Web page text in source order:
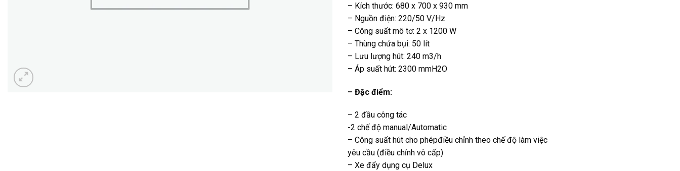
– Kích thước: 680 x 700 x 930 mm
– Nguồn điện: 220/50 V/Hz
– Công suất mô tơ: 2 x 1200 W
– Thùng chứa bụi: 50 lít
– Lưu lượng hút: 240 m3/h
– Áp suất hút: 2300 mmH2O
– Đặc điểm:
– 2 đầu công tác
-2 chế độ manual/Automatic
– Công suất hút cho phépđiều chỉnh theo chế độ làm việc
yêu cầu (điều chỉnh vô cấp)
– Xe đẩy dụng cụ Delux